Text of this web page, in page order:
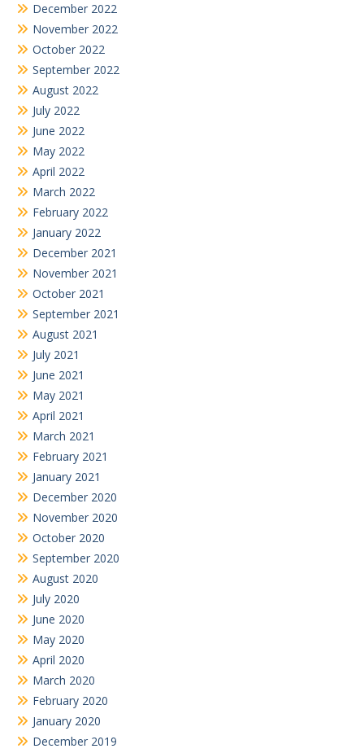
December 2022
November 2022
October 2022
September 2022
August 2022
July 2022
June 2022
May 2022
April 2022
March 2022
February 2022
January 2022
December 2021
November 2021
October 2021
September 2021
August 2021
July 2021
June 2021
May 2021
April 2021
March 2021
February 2021
January 2021
December 2020
November 2020
October 2020
September 2020
August 2020
July 2020
June 2020
May 2020
April 2020
March 2020
February 2020
January 2020
December 2019